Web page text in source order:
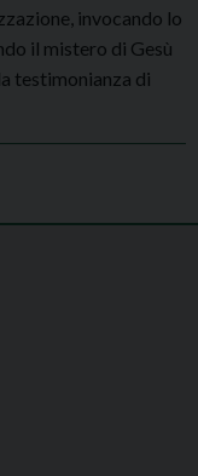
invocando lo
il mistero di Gesù
testimonianza di